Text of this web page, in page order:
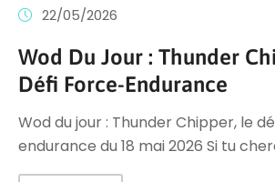
22/05/2026
Wod Du Jour : Thunder
Défi Force-Endurance
Wod du jour : Thunder Chipper, le
endurance du 18 mai 2026 Si tu